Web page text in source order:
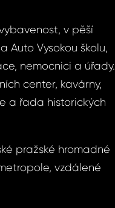
v pěší
Auto Vysokou školu,
nemocnici a úřady.
center, kavárny,
a řada historických
pražské hromadné
vzdálené